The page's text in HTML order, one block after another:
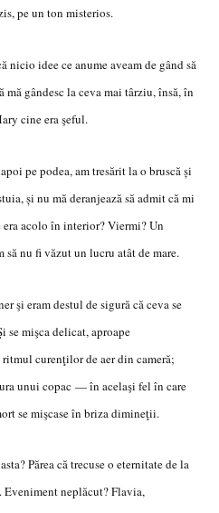
pe un ton misterios.
nicio idee ce anume aveam de gând să
mă gândesc la ceva mai târziu, însă, în
cine era şeful.
pe podea, am tresărit la o bruscă şi
şi nu mă deranjează să admit că mi
era acolo în interior? Viermi? Un
nu fi văzut un lucru atât de mare.
şi eram destul de sigură că ceva se
se mişca delicat, aproape
ritmul curenţilor de aer din cameră;
unui copac — în acelaşi fel în care
se mişcase în briza dimineţii.
Părea că trecuse o eternitate de la
neplăcut? Flavia,